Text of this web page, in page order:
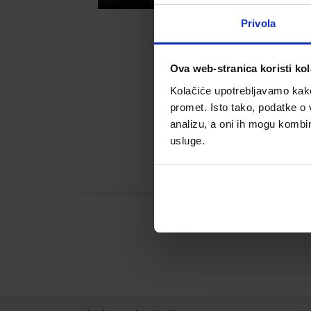
Privola
Ova web-stranica koristi
Kolačiće upotrebljavamo
promet. Isto tako, podatke
analizu, a oni ih mogu
usluge.